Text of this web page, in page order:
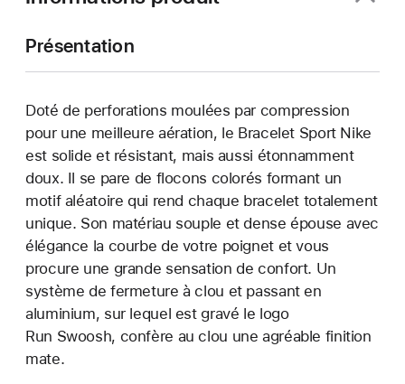
Présentation
Doté de perforations moulées par compression
pour une meilleure aération, le Bracelet Sport Nike
est solide et résistant, mais aussi étonnamment
doux. Il se pare de flocons colorés formant un
motif aléatoire qui rend chaque bracelet totalement
unique. Son matériau souple et dense épouse avec
élégance la courbe de votre poignet et vous
procure une grande sensation de confort. Un
système de fermeture à clou et passant en
aluminium, sur lequel est gravé le logo
Run Swoosh, confère au clou une agréable finition
mate.